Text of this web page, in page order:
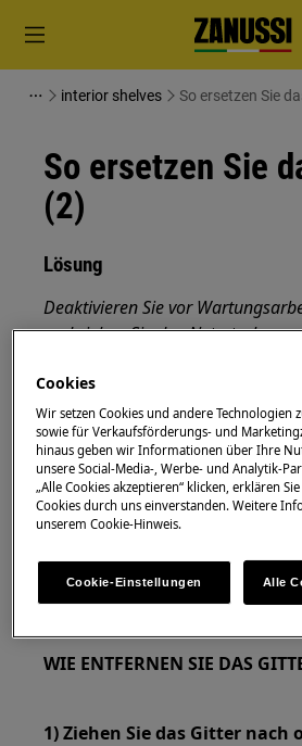
interior shelves So ersetzen Sie
So ersetzen Sie
(2)
Lösung
Deaktivieren Sie vor
und ziehen Sie den Netzstecker
Seien Sie immer vorsichtig, wenn
bewegen. Bei schweren Geräten
Personen sie bewegen.
Verwenden Sie immer
geschlossenes Schuhwerk.
eine nicht professionelle
haben kann, wenn sie nicht
WIE ENTFERNEN SIE DAS
1) Ziehen Sie das Gitter nach
Cookies
Wir setzen Cookies und andere Technologien
sowie für Verkaufsförderungs- und
hinaus geben wir Informationen über Ihre
unsere Social-Media-, Werbe- und Analytik-
„Alle Cookies akzeptieren“ klicken, erklären
Cookies durch uns einverstanden. Weitere
unserem Cookie-Hinweis.
Cookie-Einstellungen Alle